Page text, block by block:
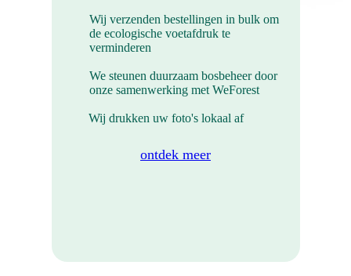
Wij verzenden bestellingen in bulk om
de ecologische voetafdruk te
verminderen
We steunen duurzaam bosbeheer door
onze samenwerking met WeForest
Wij drukken uw foto's lokaal af
ontdek meer